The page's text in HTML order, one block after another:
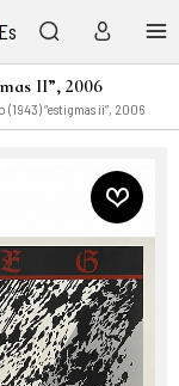
Es
II”, 2006
“estigmas ii”, 2006